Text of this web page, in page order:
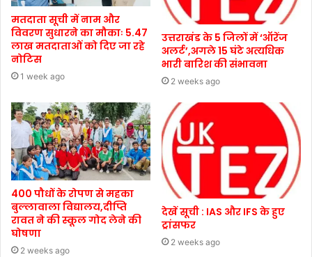
मतदाता सूची में नाम और
विवरण सुधारने का मौकाः 5.47
लाख मतदाताओं को दिए जा रहे
नोटिस
1 week ago
उत्तराखंड के 5 जिलों में ‘ऑरेंज
अलर्ट’,अगले 15 घंटे अत्यधिक
भारी बारिश की संभावना
2 weeks ago
400 पौधों के रोपण से महका
बुल्लावाला विद्यालय,दीप्ति
रावत ने की स्कूल गोद लेने की
घोषणा
2 weeks ago
देखें सूची : IAS और IFS के हुए
ट्रांसफर
2 weeks ago